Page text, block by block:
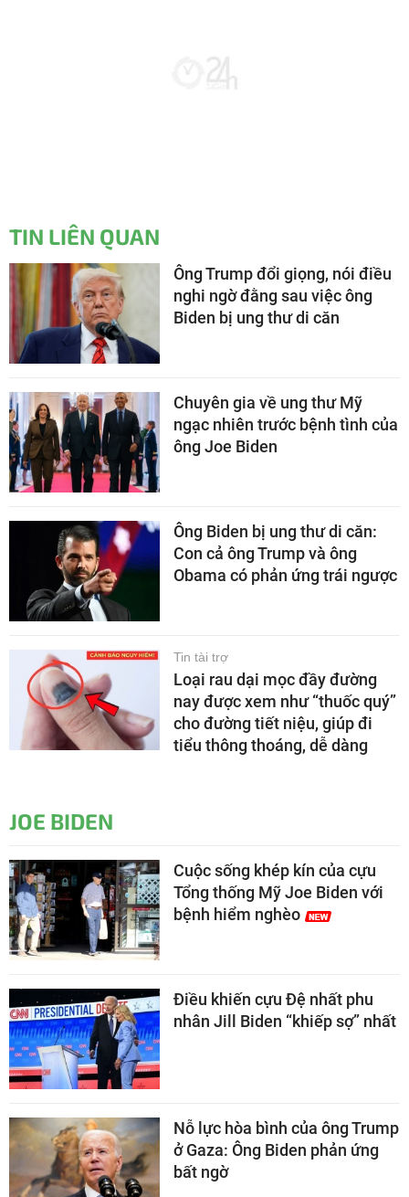
TIN LIÊN QUAN
Ông Trump đổi giọng, nói điều
nghi ngờ đằng sau việc ông
Biden bị ung thư di căn
Chuyên gia về ung thư Mỹ
ngạc nhiên trước bệnh tình của
ông Joe Biden
Ông Biden bị ung thư di căn:
Con cả ông Trump và ông
Obama có phản ứng trái ngược
Tin tài trợ
Loại rau dại mọc đầy đường
nay được xem như “thuốc quý”
cho đường tiết niệu, giúp đi
tiểu thông thoáng, dễ dàng
JOE BIDEN
Cuộc sống khép kín của cựu
Tổng thống Mỹ Joe Biden với
bệnh hiểm nghèo
Điều khiến cựu Đệ nhất phu
nhân Jill Biden “khiếp sợ” nhất
Nỗ lực hòa bình của ông Trump
ở Gaza: Ông Biden phản ứng
bất ngờ